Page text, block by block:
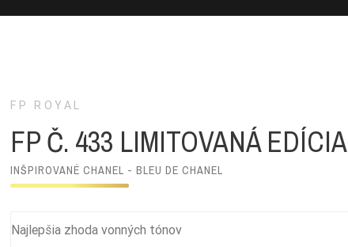
FP ROYAL
FP Č. 433 LIMITOVANÁ EDÍCIA
INŠPIROVANÉ CHANEL - BLEU DE CHANEL
Najlepšia zhoda vonných tónov